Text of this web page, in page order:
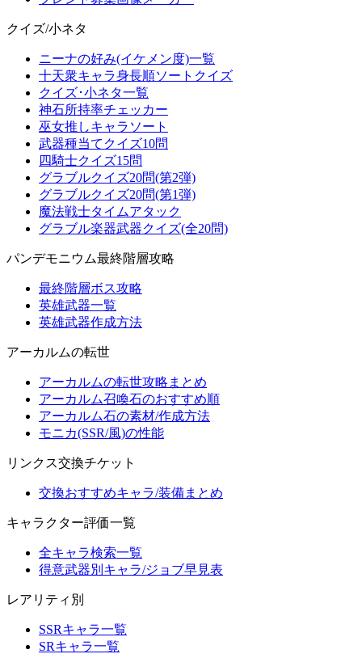
クイズ/小ネタ
ニーナの好み(イケメン度)一覧
十天衆キャラ身長順ソートクイズ
クイズ･小ネタ一覧
神石所持率チェッカー
巫女推しキャラソート
武器種当てクイズ10問
四騎士クイズ15問
グラブルクイズ20問(第2弾)
グラブルクイズ20問(第1弾)
魔法戦士タイムアタック
グラブル楽器武器クイズ(全20問)
パンデモニウム最終階層攻略
最終階層ボス攻略
英雄武器一覧
英雄武器作成方法
アーカルムの転世
アーカルムの転世攻略まとめ
アーカルム召喚石のおすすめ順
アーカルム石の素材/作成方法
モニカ(SSR/風)の性能
リンクス交換チケット
交換おすすめキャラ/装備まとめ
キャラクター評価一覧
全キャラ検索一覧
得意武器別キャラ/ジョブ早見表
レアリティ別
SSRキャラ一覧
SRキャラ一覧